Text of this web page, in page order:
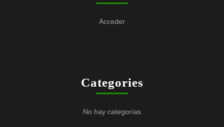
Acceder
Categories
No hay categorías